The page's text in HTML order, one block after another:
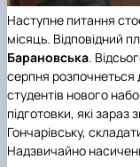
Наступне питання
місяць. Відповідний
Барановська.
серпня
студентів нового
підготовки, які
Гончарівську,
Надзвичайно